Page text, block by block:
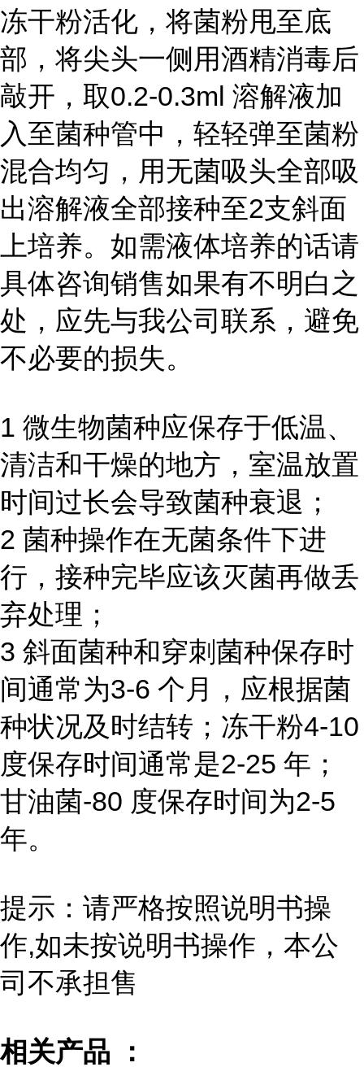
冻干粉活化，将菌粉甩至底
部，将尖头一侧用酒精消毒后
敲开，取0.2-0.3ml 溶解液加
入至菌种管中，轻轻弹至菌粉
混合均匀，用无菌吸头全部吸
出溶解液全部接种至2支斜面
上培养。如需液体培养的话请
具体咨询销售如果有不明白之
处，应先与我公司联系，避免
不必要的损失。
1 微生物菌种应保存于低温、
清洁和干燥的地方，室温放置
时间过长会导致菌种衰退；
2 菌种操作在无菌条件下进
行，接种完毕应该灭菌再做丢
弃处理；
3 斜面菌种和穿刺菌种保存时
间通常为3-6 个月，应根据菌
种状况及时结转；冻干粉4-10
度保存时间通常是2-25 年；
甘油菌-80 度保存时间为2-5
年。
提示：请严格按照说明书操
作,如未按说明书操作，本公
司不承担售
相关产品 ：